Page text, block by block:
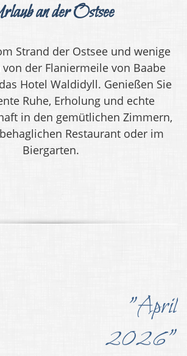
an der Ostsee
Strand der Ostsee und wenige
der Flaniermeile von Baabe
Hotel Waldidyll. Genießen Sie
Ruhe, Erholung und echte
in den gemütlichen Zimmern,
Restaurant oder im
Biergarten.
"April
2026"